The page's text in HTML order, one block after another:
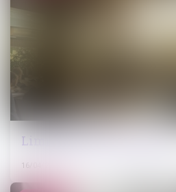
Limites au droit de retrait
16/04/2025